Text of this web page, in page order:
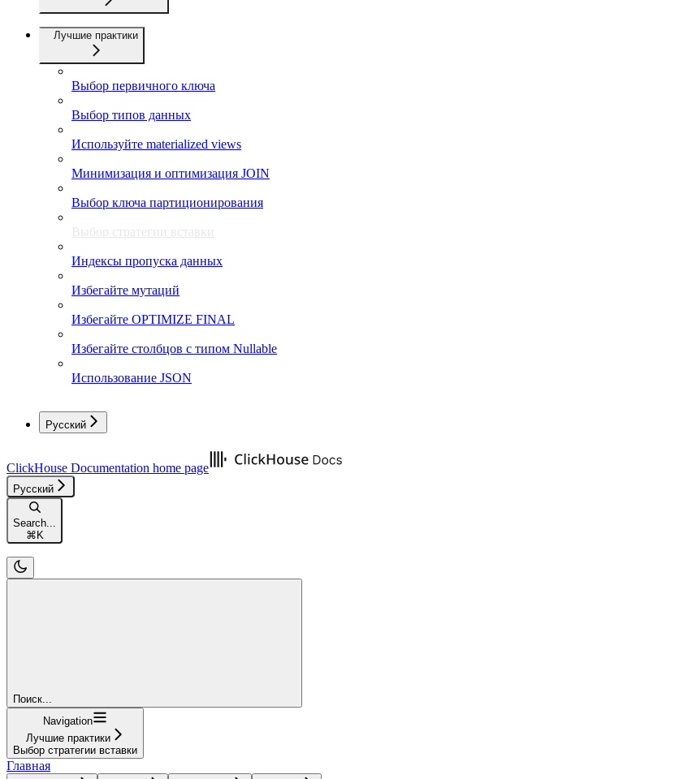
Лучшие практики
Выбор первичного ключа
Выбор типов данных
Используйте materialized views
Минимизация и оптимизация JOIN
Выбор ключа партиционирования
Выбор стратегии вставки
Индексы пропуска данных
Избегайте мутаций
Избегайте OPTIMIZE FINAL
Избегайте столбцов с типом Nullable
Использование JSON
Русский
ClickHouse Documentation home page
Русский
Search...
⌘ K
Поиск...
Navigation
Лучшие практики
Выбор стратегии вставки
Главная